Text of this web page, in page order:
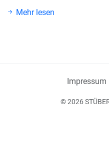
Mehr lesen
Impressum
© 2026